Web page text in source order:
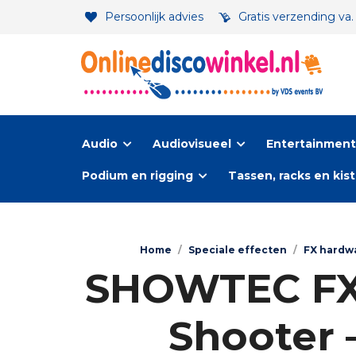
Persoonlijk advies Gratis verzending
Audio Audiovisueel
Podium en rigging Tassen, racks en
Home / Speciale effecten / FX
SHOWTEC
Shooter